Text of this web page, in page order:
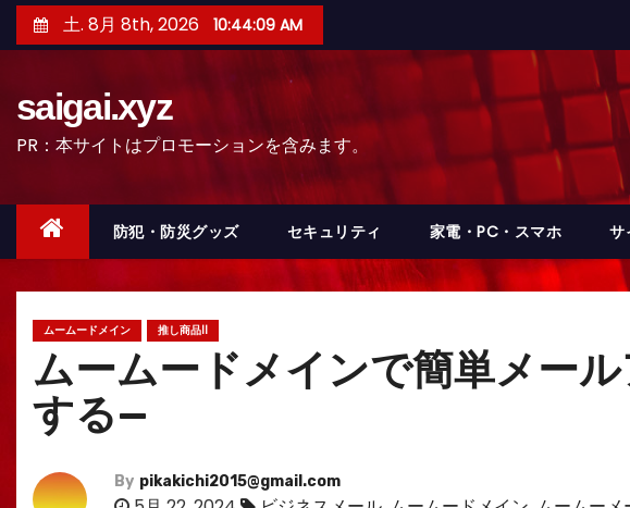
ン
ッ
土. 8月 8th, 2026 10:44:11 AM
saigai.xyz
PR：本サイトはプロモーションを含みます。
防犯・防災グッズ セキュリティ 家電・PC・スマホ サ
ムームードメイン 推し商品II
ムームードメインで簡単メー
する—
By pikakichi2015@gmail.com